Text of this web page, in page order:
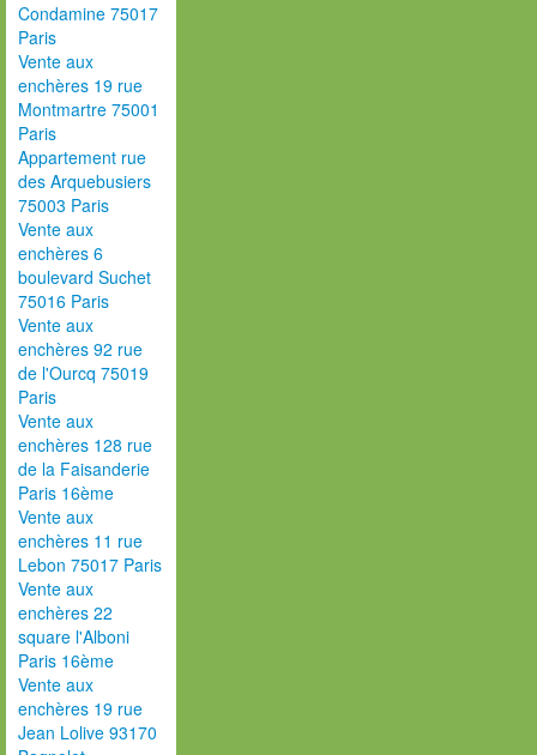
Condamine 75017
Paris
Vente aux
enchères 19 rue
Montmartre 75001
Paris
Appartement rue
des Arquebusiers
75003 Paris
Vente aux
enchères 6
boulevard Suchet
75016 Paris
Vente aux
enchères 92 rue
de l'Ourcq 75019
Paris
Vente aux
enchères 128 rue
de la Faisanderie
Paris 16ème
Vente aux
enchères 11 rue
Lebon 75017 Paris
Vente aux
enchères 22
square l'Alboni
Paris 16ème
Vente aux
enchères 19 rue
Jean Lolive 93170